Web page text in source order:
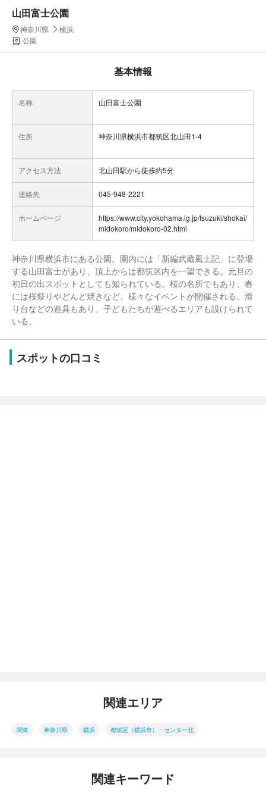
山田富士公園
神奈川県
横浜
公園
基本情報
名称 山田富士公園
住所 神奈川県横浜市都筑区北山田1-4
アクセス方法 北山田駅から徒歩約5分
連絡先 045-948-2221
ホームページ
https://www.city.yokohama.lg.jp/tsuzuki/shokai/
midokoro/midokoro-02.html
神奈川県横浜市にある公園。園内には「新編武蔵風土記」に登場
する山田富士があり、頂上からは都筑区内を一望できる。元旦の
初日の出スポットとしても知られている。桜の名所でもあり、春
には桜祭りやどんど焼きなど、様々なイベントが開催される。滑
り台などの遊具もあり、子どもたちが遊べるエリアも設けられて
いる。
スポットの口コミ
関連エリア
関東 神奈川県 横浜 都筑区（横浜市）・センター北
関連キーワード